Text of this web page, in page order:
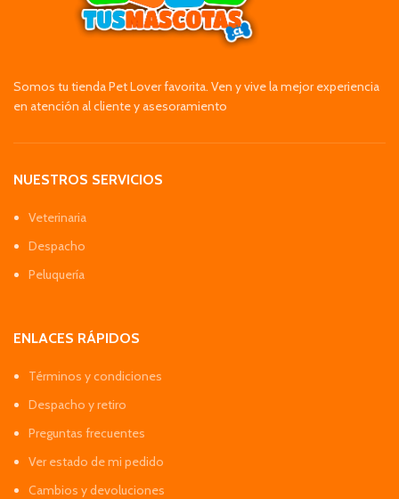
Somos tu tienda Pet Lover favorita. Ven y vive la mejor experiencia
en atención al cliente y asesoramiento
NUESTROS SERVICIOS
Veterinaria
Despacho
Peluquería
ENLACES RÁPIDOS
Términos y condiciones
Despacho y retiro
Preguntas frecuentes
Ver estado de mi pedido
Cambios y devoluciones